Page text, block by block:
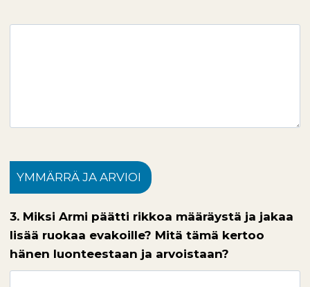
YMMÄRRÄ JA ARVIOI
3. Miksi Armi päätti rikkoa määräystä ja jakaa
lisää ruokaa evakoille? Mitä tämä kertoo
hänen luonteestaan ja arvoistaan?